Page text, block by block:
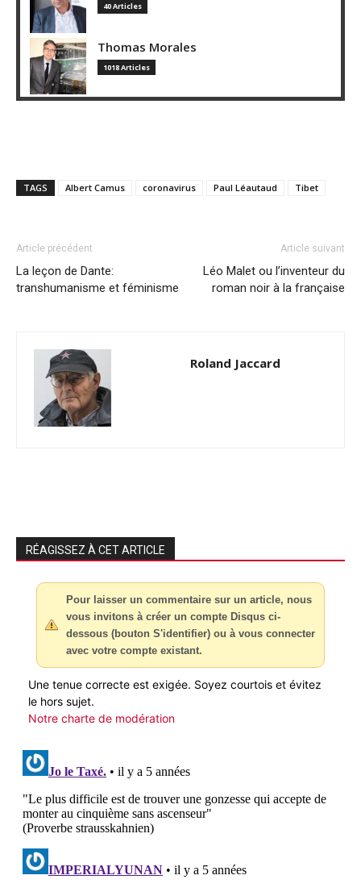
40 Articles
Thomas Morales
1018 Articles
TAGS Albert Camus coronavirus Paul Léautaud Tibet
Article précédent
La leçon de Dante:
transhumanisme et féminisme
Article suivant
Léo Malet ou l’inventeur du
roman noir à la française
Roland Jaccard
RÉAGISSEZ À CET ARTICLE
Pour laisser un commentaire sur un article, nous
vous invitons à créer un compte Disqus ci-
dessous (bouton S'identifier) ou à vous connecter
avec votre compte existant.
Une tenue correcte est exigée. Soyez courtois et évitez
le hors sujet.
Notre charte de modération